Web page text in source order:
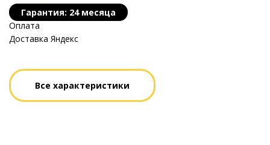
Гарантия: 24 месяца
Оплата
Доставка Яндекс
Все характеристики